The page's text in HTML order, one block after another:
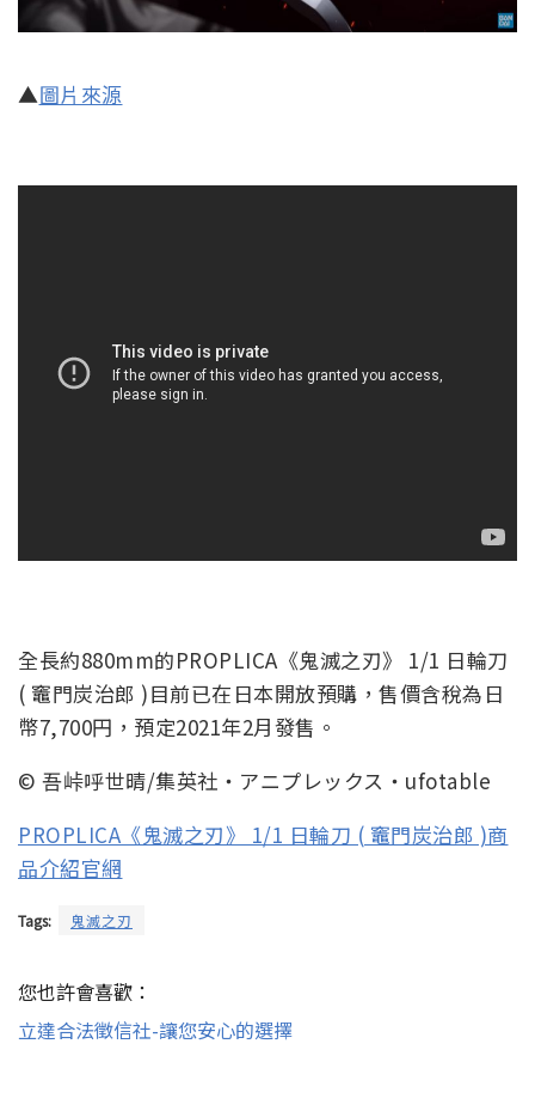
▲圖片來源
全長約880mm的PROPLICA《鬼滅之刃》 1/1 日輪刀
( 竈門炭治郎 )目前已在日本開放預購，售價含稅為日
幣7,700円，預定2021年2月發售。
© 吾峠呼世晴/集英社・アニプレックス・ufotable
PROPLICA《鬼滅之刃》 1/1 日輪刀 ( 竈門炭治郎 )商
品介紹官網
Tags: 鬼滅之刃
您也許會喜歡：
立達合法徵信社-讓您安心的選擇